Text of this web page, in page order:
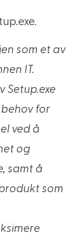
som et av
IT.
Setup.exe
for
ved å
og
samt å
som